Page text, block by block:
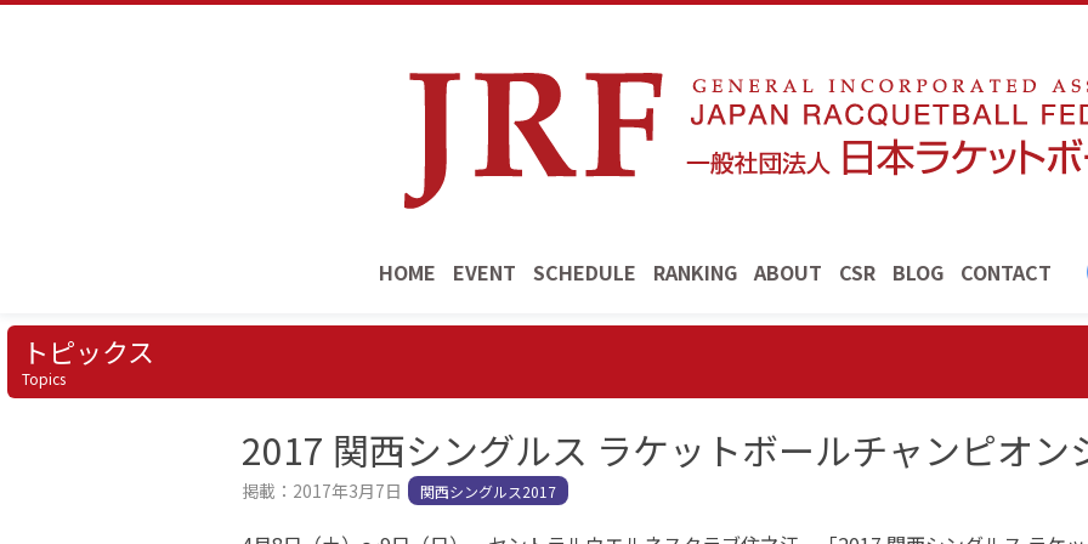
HOME EVENT SCHEDULE RANKING ABOUT CSR BLOG CONTACT
トピックス
Topics
2017 関西シングルス ラケットボールチャンピオン
掲載：2017年3月7日 関西シングルス2017